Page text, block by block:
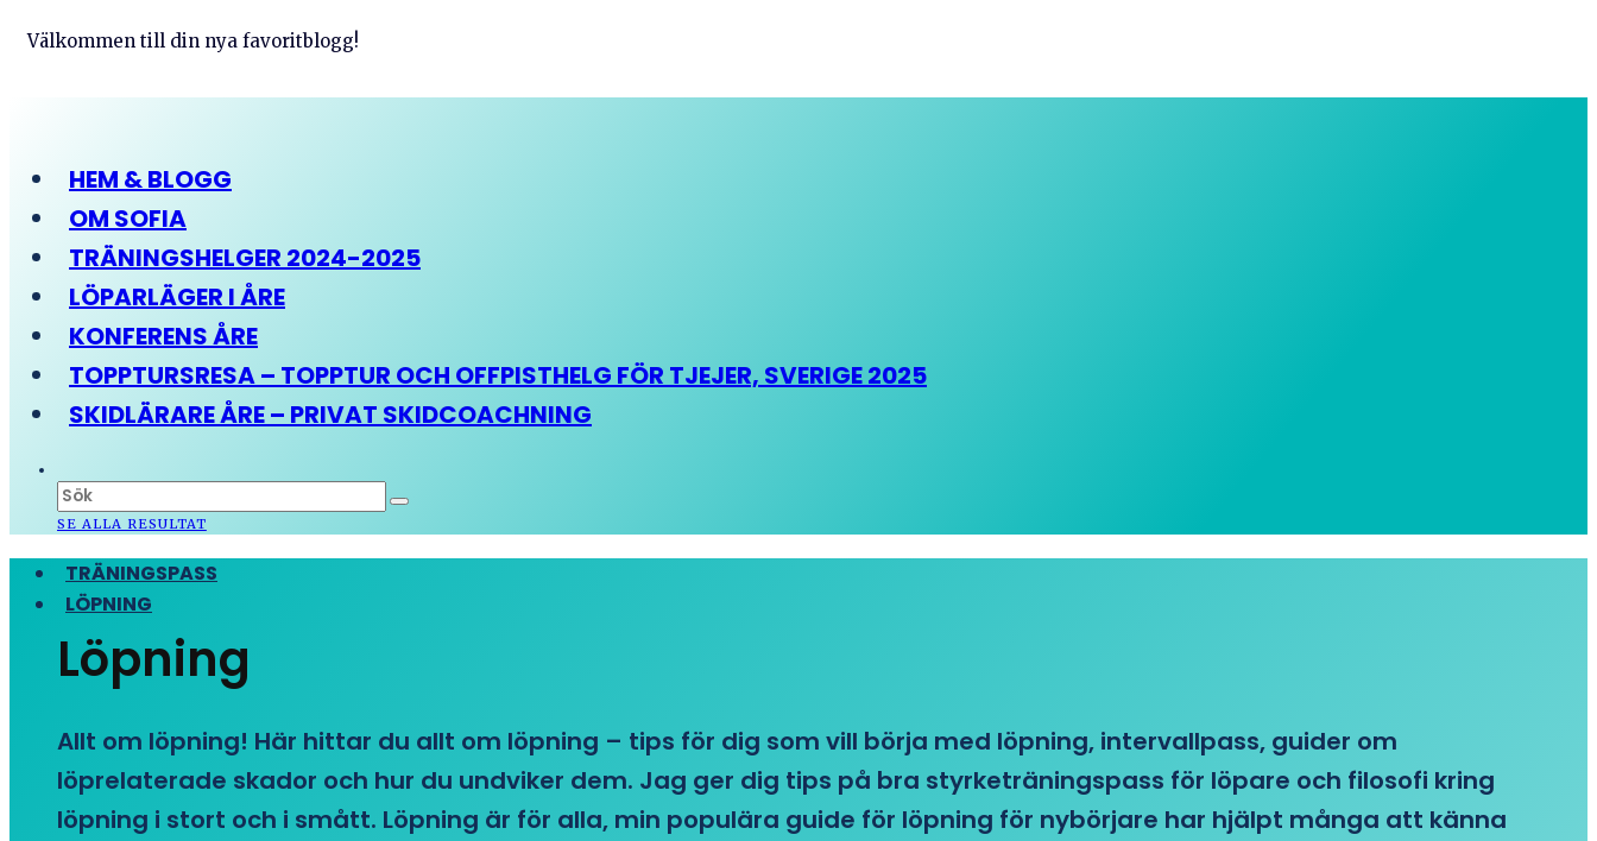
Välkommen till din nya favoritblogg!
HEM & BLOGG
OM SOFIA
TRÄNINGSHELGER 2024-2025
LÖPARLÄGER I ÅRE
KONFERENS ÅRE
TOPPTURSRESA – TOPPTUR OCH OFFPISTHELG FÖR TJEJER, SVERIGE 2025
SKIDLÄRARE ÅRE – PRIVAT SKIDCOACHNING
SE ALLA RESULTAT
TRÄNINGSPASS
LÖPNING
Löpning
Allt om löpning! Här hittar du allt om löpning – tips för dig som vill börja med löpning, intervallpass, guider om
löprelaterade skador och hur du undviker dem. Jag ger dig tips på bra styrketräningspass för löpare och filosofi kring
löpning i stort och i smått. Löpning är för alla, min populära guide för löpning för nybörjare har hjälpt många att känna